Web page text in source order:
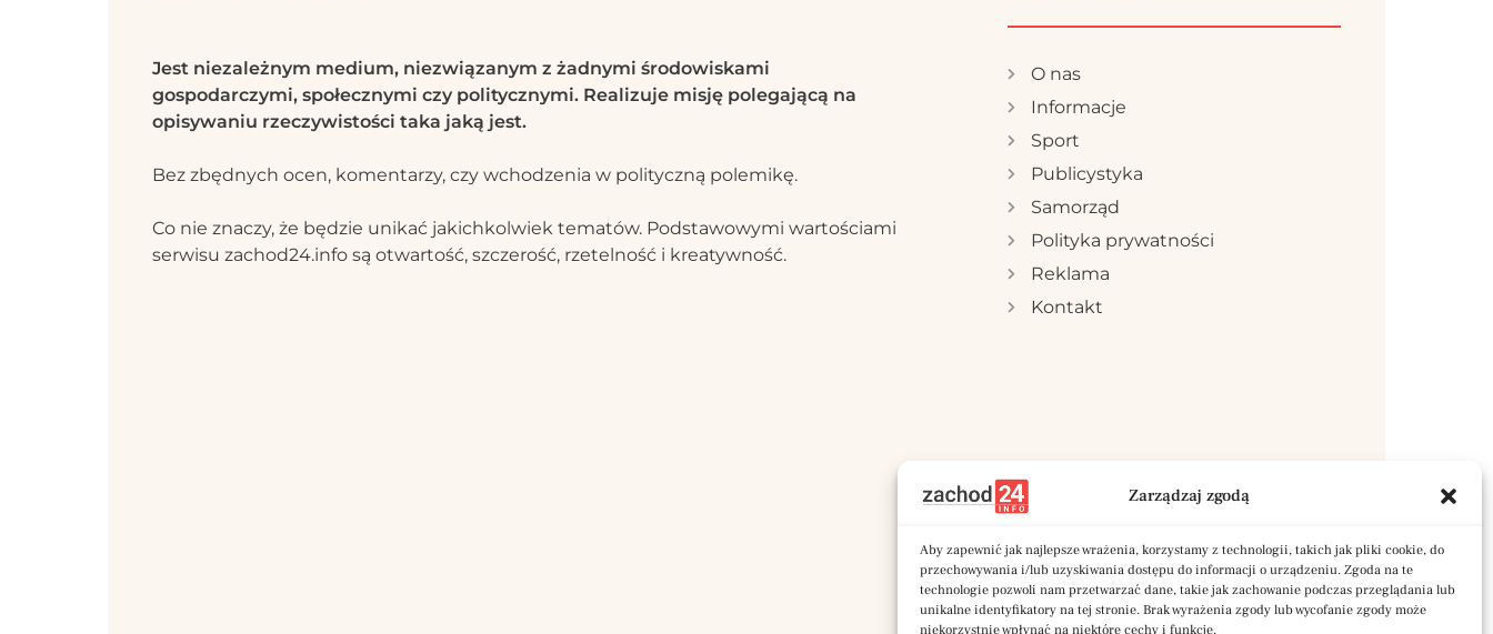
Zarządzaj zgodą
Aby zapewnić jak najlepsze wrażenia, korzystamy z technologii, takich jak pliki cookie, do
przechowywania i/lub uzyskiwania dostępu do informacji o urządzeniu. Zgoda na te
technologie pozwoli nam przetwarzać dane, takie jak zachowanie podczas przeglądania lub
unikalne identyfikatory na tej stronie. Brak wyrażenia zgody lub wycofanie zgody może
niekorzystnie wpłynąć na niektóre cechy i funkcje.
Jest niezależnym medium, niezwiązanym z żadnymi środowiskami
gospodarczymi, społecznymi czy politycznymi. Realizuje misję polegającą na
opisywaniu rzeczywistości taka jaką jest.
Bez zbędnych ocen, komentarzy, czy wchodzenia w polityczną polemikę.
Co nie znaczy, że będzie unikać jakichkolwiek tematów. Podstawowymi wartościami
serwisu zachod24.info są otwartość, szczerość, rzetelność i kreatywność.
O nas
Informacje
Sport
Publicystyka
Samorząd
Polityka prywatności
Reklama
Kontakt